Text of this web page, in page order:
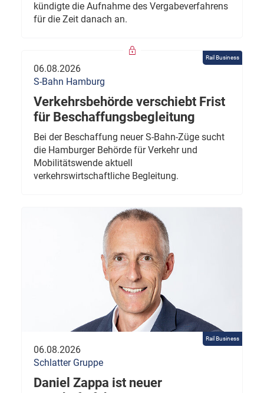
kündigte die Aufnahme des Vergabeverfahrens
für die Zeit danach an.
Rail Business
06.08.2026
S-Bahn Hamburg
Verkehrsbehörde verschiebt Frist
für Beschaffungsbegleitung
Bei der Beschaffung neuer S-Bahn-Züge sucht
die Hamburger Behörde für Verkehr und
Mobilitätswende aktuell
verkehrswirtschaftliche Begleitung.
Rail Business
06.08.2026
Schlatter Gruppe
Daniel Zappa ist neuer